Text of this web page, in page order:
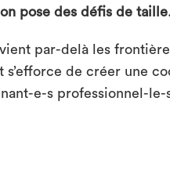
pose des défis de
par-delà les
s’efforce de créer une
e-s professionnel-le-